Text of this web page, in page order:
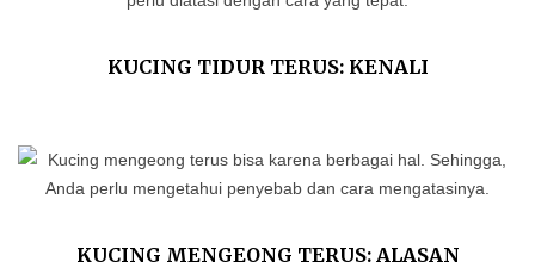
KUCING TIDUR TERUS: KENALI
KUCING MENGEONG TERUS: ALASAN